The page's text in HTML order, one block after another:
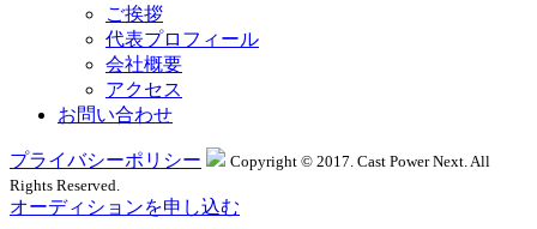
ご挨拶
代表プロフィール
会社概要
アクセス
お問い合わせ
プライバシーポリシー
Copyright © 2017. Cast Power Next. All
Rights Reserved.
オーディションを申し込む